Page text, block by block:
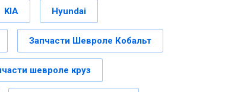
KIA Hyundai
Запчасти Шевроле Кобальт
шевроле круз